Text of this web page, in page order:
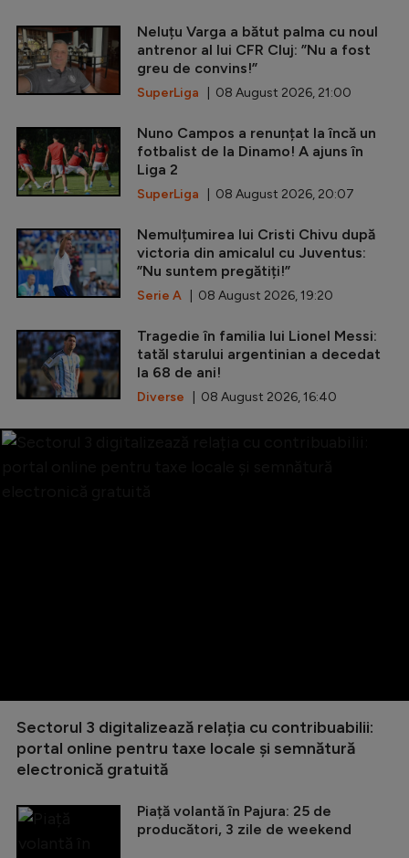
Neluțu Varga a bătut palma cu noul
antrenor al lui CFR Cluj: ”Nu a fost
greu de convins!”
SuperLiga | 08 August 2026, 21:00
Nuno Campos a renunțat la încă un
fotbalist de la Dinamo! A ajuns în
Liga 2
SuperLiga | 08 August 2026, 20:07
Nemulțumirea lui Cristi Chivu după
victoria din amicalul cu Juventus:
”Nu suntem pregătiți!”
Serie A | 08 August 2026, 19:20
Tragedie în familia lui Lionel Messi:
tatăl starului argentinian a decedat
la 68 de ani!
Diverse | 08 August 2026, 16:40
Sectorul 3 digitalizează relația cu contribuabilii:
portal online pentru taxe locale și semnătură
electronică gratuită
Piață volantă în Pajura: 25 de
producători, 3 zile de weekend